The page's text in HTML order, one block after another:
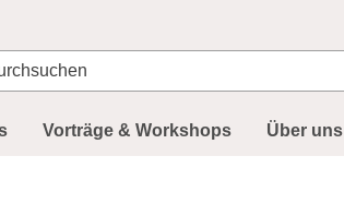
Vorträge & Workshops Über uns